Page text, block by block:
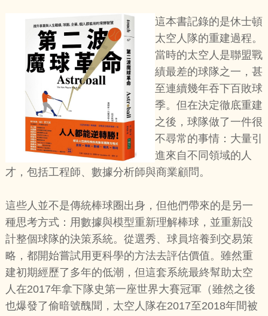
這本書記錄的是休士頓
太空人隊的重建過程。
當時的太空人是聯盟戰
績最差的球隊之一，甚
至連續幾年吞下百敗球
季。但在決定徹底重建
之後，球隊做了一件很
不尋常的事情：大量引
進來自不同領域的人
才，包括工程師、數據分析師與商業顧問。
這些人並不是傳統棒球圈出身，但他們帶來的是另一
種思考方式：用數據與模型重新理解棒球，並重新設
計整個球隊的決策系統。從選秀、球員培養到交易策
略，都開始嘗試用更科學的方法去評估價值。雖然重
建初期經歷了多年的低潮，但這套系統最終幫助太空
人在2017年拿下隊史第一座世界大賽冠軍（雖然之後
也爆發了偷暗號醜聞，太空人隊在2017至2018年間被